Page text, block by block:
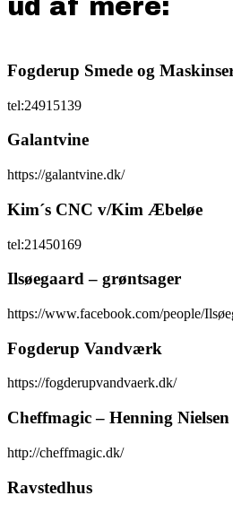
ud af mere:
Fogderup Smede og
tel:24915139
Galantvine
https://galantvine.dk/
Kim´s CNC v/Kim Æbeløe
tel:21450169
Ilsøegaard – grøntsager
https://www.facebook.com/people/
Fogderup Vandværk
https://fogderupvandvaerk.dk/
Cheffmagic – Henning Nielsen
http://cheffmagic.dk/
Ravstedhus